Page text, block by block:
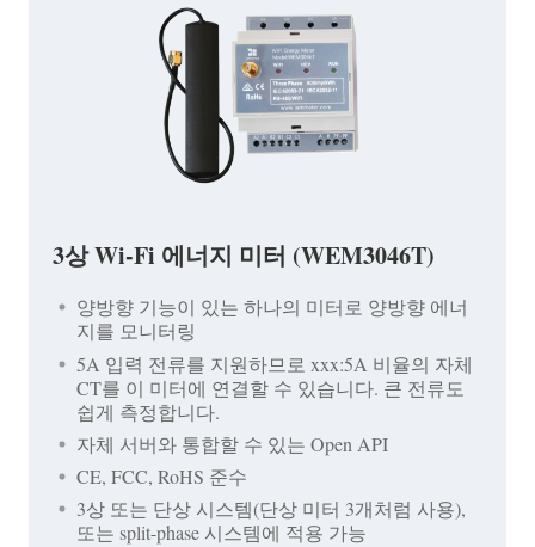
3상 Wi-Fi 에너지 미터 (WEM3046T)
양방향 기능이 있는 하나의 미터로 양방향 에너
지를 모니터링
5A 입력 전류를 지원하므로 xxx:5A 비율의 자체
CT를 이 미터에 연결할 수 있습니다. 큰 전류도
쉽게 측정합니다.
자체 서버와 통합할 수 있는 Open API
CE, FCC, RoHS 준수
3상 또는 단상 시스템(단상 미터 3개처럼 사용),
또는 split-phase 시스템에 적용 가능